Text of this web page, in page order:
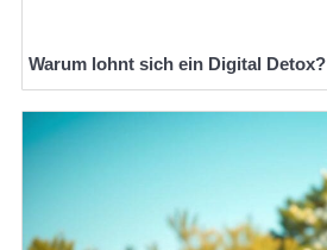
Warum lohnt sich ein Digital Detox?